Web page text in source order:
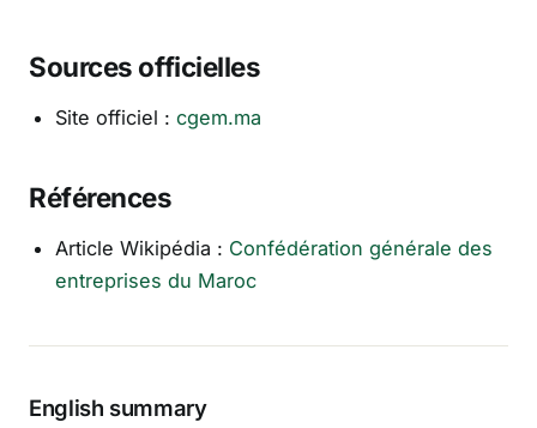
Sources officielles
Site officiel : cgem.ma
Références
Article Wikipédia : Confédération générale des
entreprises du Maroc
English summary